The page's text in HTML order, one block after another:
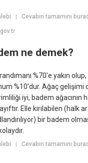
|Cevabın tamamını
ne demek?
%70'e yakın
%10'dur. Ağaç gelişimi
iyi, badem ağacının
Elle kırılabilen (halk
bir badem
|Cevabın tamamını